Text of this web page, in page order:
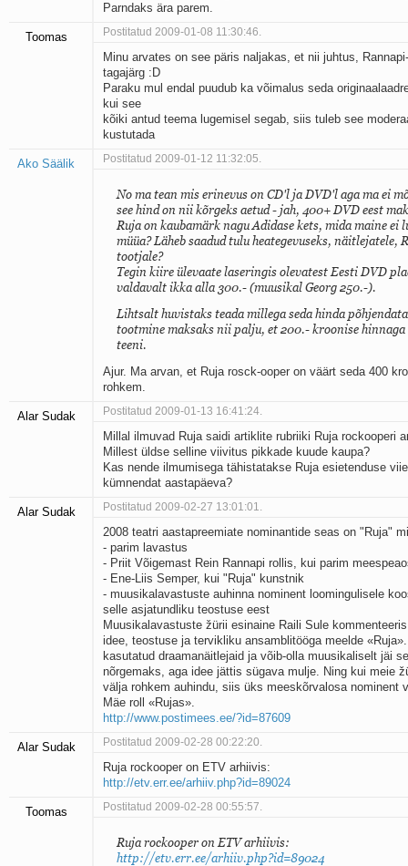
Parndaks ära parem.
Toomas Postitatud 2009-01-08 11:30:46.
Minu arvates on see päris naljakas, et nii juhtus,
tagajärg :D
Paraku mul endal puudub ka võimalus seda
kui see
kõiki antud teema lugemisel segab, siis tuleb see
kustutada
Ako Säälik Postitatud 2009-01-12 11:32:05.
No ma tean mis erinevus on CD'l ja DVD'l aga ma ei
see hind on nii kõrgeks aetud - jah, 400+ DVD eest
Ruja on kaubamärk nagu Adidase kets, mida maine ei
müüa? Läheb saadud tulu heategevuseks, näitlejatele,
tootjale?
Tegin kiire ülevaate laseringis olevatest Eesti DVD
valdavalt ikka alla 300.- (muusikal Georg 250.-).
Lihtsalt huvistaks teada millega seda hinda
tootmine maksaks nii palju, et 200.- kroonise hinnaga
teeni.
Ajur. Ma arvan, et Ruja rosck-ooper on väärt seda 400
rohkem.
Alar Sudak Postitatud 2009-01-13 16:41:24.
Millal ilmuvad Ruja saidi artiklite rubriiki Ruja rockooperi
Millest üldse selline viivitus pikkade kuude kaupa?
Kas nende ilmumisega tähistatakse Ruja esietenduse
kümnendat aastapäeva?
Alar Sudak Postitatud 2009-02-27 13:01:01.
2008 teatri aastapreemiate nominantide seas on "Ruja"
- parim lavastus
- Priit Võigemast Rein Rannapi rollis, kui parim
- Ene-Liis Semper, kui "Ruja" kunstnik
- muusikalavastuste auhinna nominent loomingulisele
selle asjatundliku teostuse eest
Muusikalavastuste žürii esinaine Raili Sule
idee, teostuse ja tervikliku ansamblitööga meelde
kasutatud draamanäitlejaid ja võib-olla muusikaliselt jäi
nõrgemaks, aga idee jättis sügava mulje. Ning kui meie
välja rohkem auhindu, siis üks mees­kõrvalosa nominent
Mäe roll «Rujas».
http://www.postimees.ee/?id=87609
Alar Sudak Postitatud 2009-02-28 00:22:20.
Ruja rockooper on ETV arhiivis:
http://etv.err.ee/arhiiv.php?id=89024
Toomas Postitatud 2009-02-28 00:55:57.
Ruja rockooper on ETV arhiivis:
http://etv.err.ee/arhiiv.php?id=89024